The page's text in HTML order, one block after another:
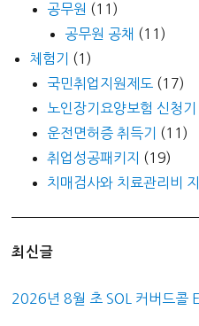
공무원 (11)
공무원 공채 (11)
체험기
(1)
국민취업지원제도 (17)
노인장기요양보험 신청기
운전면허증 취득기
(11)
취업성공패키지
(19)
치매검사와 치료관리비
최신글
2026년 8월 초 SOL 커버드콜